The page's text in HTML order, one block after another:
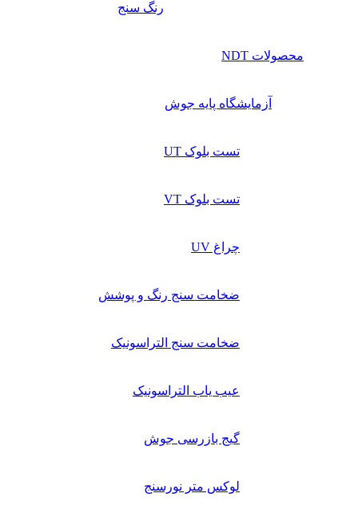
رنگ سنج
محصولات NDT
آزمایشگاه پایه جوش
تست بلوک UT
تست بلوک VT
چراغ UV
ضخامت سنج رنگ و پوشش
ضخامت سنج التراسونیک
عیب یاب التراسونیک
گیج بازرسی جوش
لوکس متر نورسنج